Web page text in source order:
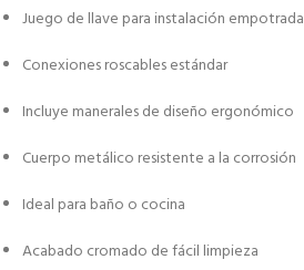
Juego de llave para instalación empotrada
Conexiones roscables estándar
Incluye manerales de diseño ergonómico
Cuerpo metálico resistente a la corrosión
Ideal para baño o cocina
Acabado cromado de fácil limpieza